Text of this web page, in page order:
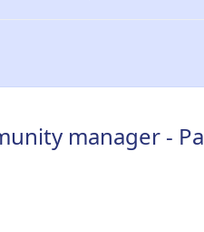
manager -